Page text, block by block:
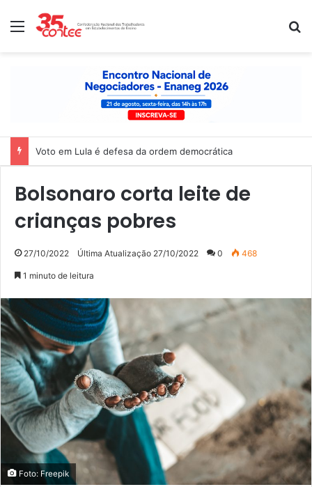
Menu
Voto em Lula é defesa da ordem democrática
Bolsonaro corta leite de
crianças pobres
27/10/2022 Última Atualização 27/10/2022 0 468
1 minuto de leitura
Foto: Freepik